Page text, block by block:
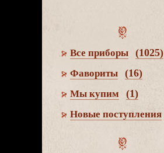
се приборы (1025)
Фавориты (16)
Мы купим (1)
Новые поступления